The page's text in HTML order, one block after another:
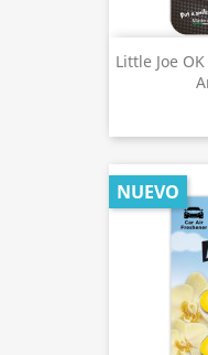
Little Joe
NUEVO